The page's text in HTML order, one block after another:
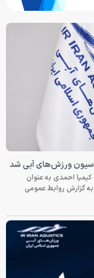
ورزش‌های آبی شد
احمدی به عنوان
گزارش روابط عمومی